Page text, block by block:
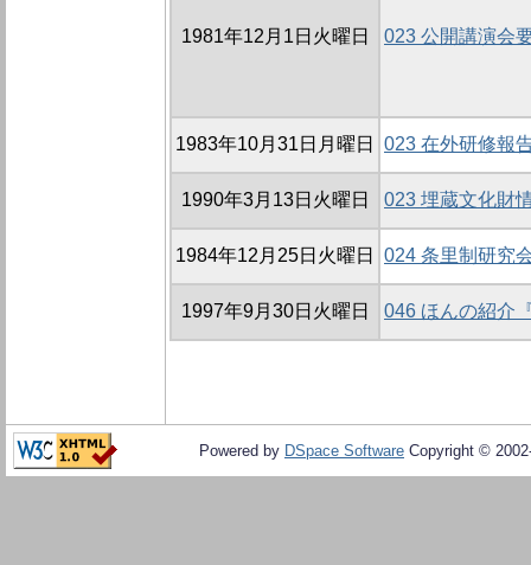
1981年12月1日火曜日 023 公開講演会
1983年10月31日月曜日 023 在外研修報
1990年3月13日火曜日 023 埋蔵文化財
1984年12月25日火曜日 024 条里制研究
1997年9月30日火曜日 046 ほんの紹介
Powered by DSpace Software Copyright ©